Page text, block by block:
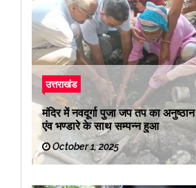
उत्तराखंड
मंदिर में नवदूर्गा पुजा जप तप का
एंव भण्डारे के साथ सम्पन्न हुआ
October 1, 2025